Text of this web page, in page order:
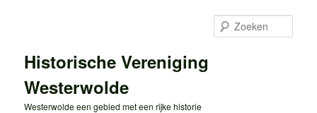
inhoudHistorische Vereniging
Westerwolde
Westerwolde een gebied met een rijke historie